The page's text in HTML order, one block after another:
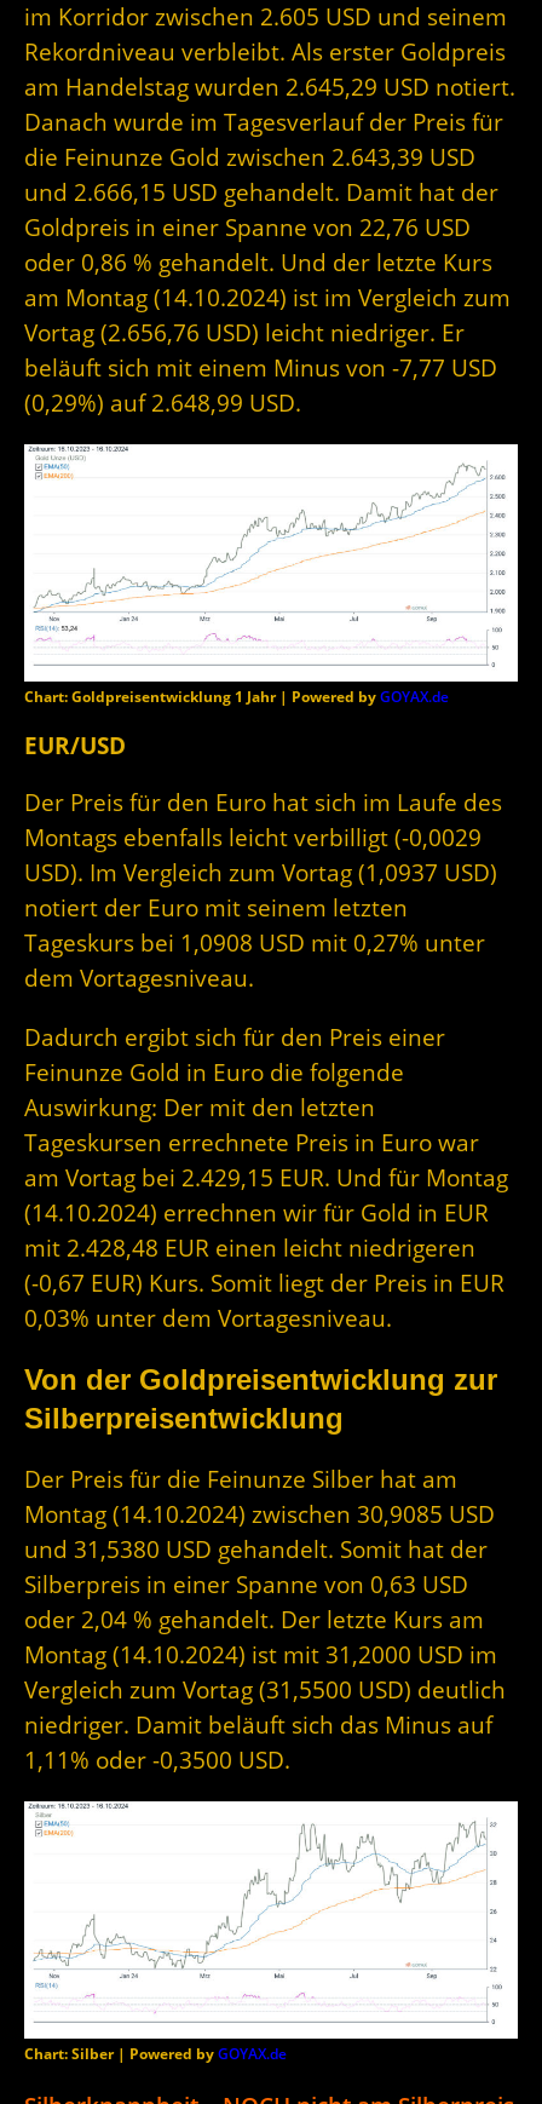
im Korridor zwischen 2.605 USD und seinem
Rekordniveau verbleibt. Als erster Goldpreis
am Handelstag wurden 2.645,29 USD notiert.
Danach wurde im Tagesverlauf der Preis für
die Feinunze Gold zwischen 2.643,39 USD
und 2.666,15 USD gehandelt. Damit hat der
Goldpreis in einer Spanne von 22,76 USD
oder 0,86 % gehandelt. Und der letzte Kurs
am Montag (14.10.2024) ist im Vergleich zum
Vortag (2.656,76 USD) leicht niedriger. Er
beläuft sich mit einem Minus von -7,77 USD
(0,29%) auf 2.648,99 USD.
Chart: Goldpreisentwicklung 1 Jahr | Powered byGOYAX.de
EUR/USD
Der Preis für den Euro hat sich im Laufe des
Montags ebenfalls leicht verbilligt (-0,0029
USD). Im Vergleich zum Vortag (1,0937 USD)
notiert der Euro mit seinem letzten
Tageskurs bei 1,0908 USD mit 0,27% unter
dem Vortagesniveau.
Dadurch ergibt sich für den Preis einer
Feinunze Gold in Euro die folgende
Auswirkung: Der mit den letzten
Tageskursen errechnete Preis in Euro war
am Vortag bei 2.429,15 EUR. Und für Montag
(14.10.2024) errechnen wir für Gold in EUR
mit 2.428,48 EUR einen leicht niedrigeren
(-0,67 EUR) Kurs. Somit liegt der Preis in EUR
0,03% unter dem Vortagesniveau.
Von der Goldpreisentwicklung zur
Silberpreisentwicklung
Der Preis für die Feinunze Silber hat am
Montag (14.10.2024) zwischen 30,9085 USD
und 31,5380 USD gehandelt. Somit hat der
Silberpreis in einer Spanne von 0,63 USD
oder 2,04 % gehandelt. Der letzte Kurs am
Montag (14.10.2024) ist mit 31,2000 USD im
Vergleich zum Vortag (31,5500 USD) deutlich
niedriger. Damit beläuft sich das Minus auf
1,11% oder -0,3500 USD.
Chart: Silber | Powered byGOYAX.de